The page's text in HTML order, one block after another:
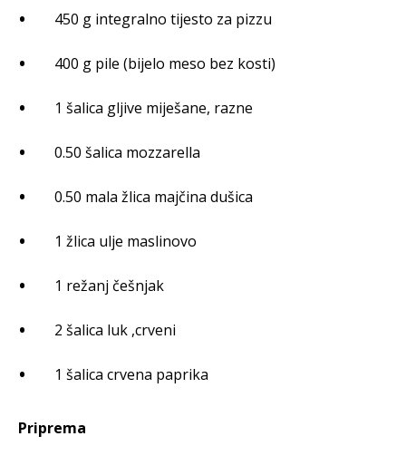
450 g integralno tijesto za pizzu
400 g pile (bijelo meso bez kosti)
1 šalica gljive miješane, razne
0.50 šalica mozzarella
0.50 mala žlica majčina dušica
1 žlica ulje maslinovo
1 režanj češnjak
2 šalica luk ,crveni
1 šalica crvena paprika
Priprema